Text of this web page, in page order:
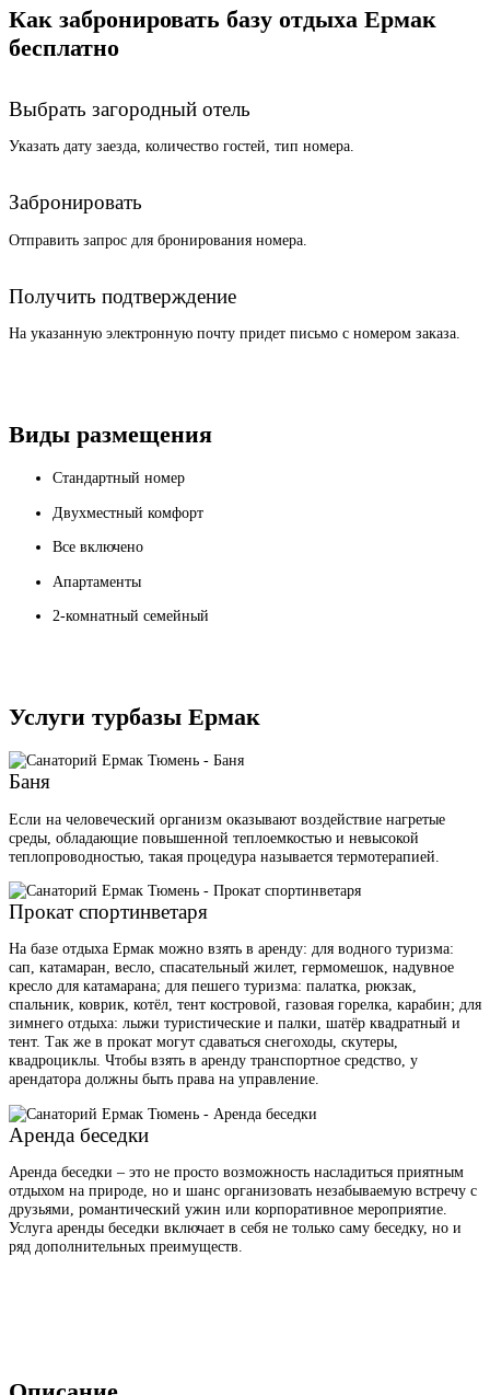
Как забронировать базу отдыха Ермак
бесплатно
Выбрать загородный отель
Указать дату заезда, количество гостей, тип номера.
Забронировать
Отправить запрос для бронирования номера.
Получить подтверждение
На указанную электронную почту придет письмо с номером заказа.
Виды размещения
Стандартный номер
Двухместный комфорт
Все включено
Апартаменты
2-комнатный семейный
Услуги турбазы Ермак
Баня
Если на человеческий организм оказывают воздействие нагретые
среды, обладающие повышенной теплоемкостью и невысокой
теплопроводностью, такая процедура называется термотерапией.
Прокат спортинветаря
На базе отдыха Ермак можно взять в аренду: для водного туризма:
сап, катамаран, весло, спасательный жилет, гермомешок, надувное
кресло для катамарана; для пешего туризма: палатка, рюкзак,
спальник, коврик, котёл, тент костровой, газовая горелка, карабин; для
зимнего отдыха: лыжи туристические и палки, шатёр квадратный и
тент. Так же в прокат могут сдаваться снегоходы, скутеры,
квадроциклы. Чтобы взять в аренду транспортное средство, у
арендатора должны быть права на управление.
Аренда беседки
Аренда беседки – это не просто возможность насладиться приятным
отдыхом на природе, но и шанс организовать незабываемую встречу с
друзьями, романтический ужин или корпоративное мероприятие.
Услуга аренды беседки включает в себя не только саму беседку, но и
ряд дополнительных преимуществ.